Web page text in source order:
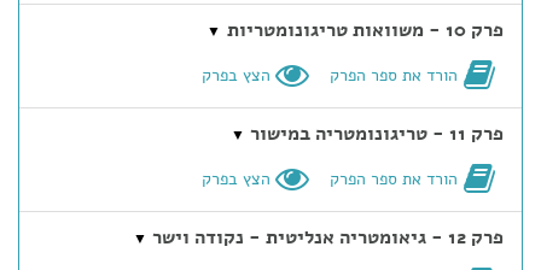
פרק 10 - משוואות טריגונומטריות ▼
הורד את ספר הפרק הצץ בפרק
פרק 11 - טריגונומטריה במישור ▼
הורד את ספר הפרק הצץ בפרק
פרק 12 - גיאומטריה אנליטית - נקודה וישר ▼